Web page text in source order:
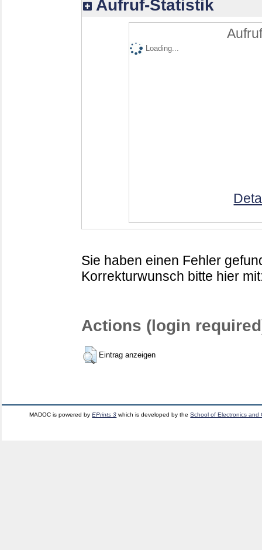
Aufruf-Statistik
Loading...
Sie haben einen Fehler
Korrekturwunsch bitte hier
Actions (login
Eintrag anzeigen
MADOC is powered byEPrints 3 which is developed by theSchool of Electronics and